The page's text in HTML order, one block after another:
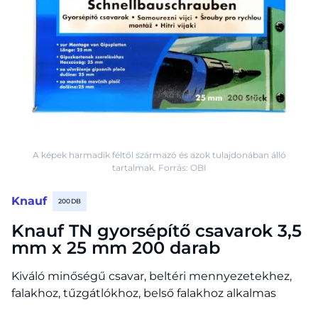
Knauf 200 DB
Knauf TN gyorsépítő csavarok 3,5
mm x 25 mm 200 darab
Kiváló minőségű csavar, beltéri mennyezetekhez,
falakhoz, tűzgátlókhoz, belső falakhoz alkalmas
A képek harmadik féltől származó és azok tulajdonában álló
tartalmak. Forrás: OBI